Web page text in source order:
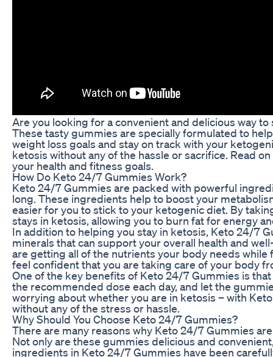
Are you looking for a convenient and delicious way
These tasty gummies are specially formulated to
weight loss goals and stay on track with your
ketosis without any of the hassle or sacrifice. Read
your health and fitness goals.
How Do Keto 24/7 Gummies Work?
Keto 24/7 Gummies are packed with powerful
long. These ingredients help to boost your
easier for you to stick to your ketogenic diet. By
stays in ketosis, allowing you to burn fat for energy
In addition to helping you stay in ketosis, Keto 24/7
minerals that can support your overall health and
are getting all of the nutrients your body needs
feel confident that you are taking care of your body
One of the key benefits of Keto 24/7 Gummies is
the recommended dose each day, and let the
worrying about whether you are in ketosis – with
without any of the stress or hassle.
Why Should You Choose Keto 24/7 Gummies?
There are many reasons why Keto 24/7 Gummies
Not only are these gummies delicious and
ingredients in Keto 24/7 Gummies have been